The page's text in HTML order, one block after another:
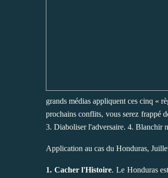
grands médias appliquent ces cinq «
prochains conflits, vous serez frappé
3. Diaboliser l'adversaire. 4. Blanchir
Application au cas du Honduras,
1. Cacher l'Histoire. Le Honduras